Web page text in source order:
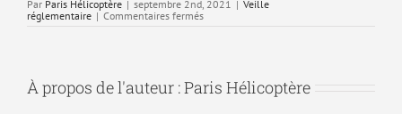
Par Paris Hélicoptère | septembre 2nd, 2021 | Veille
réglementaire | Commentaires ferméssur
Edition)
À propos de l'auteur :Paris Hélicoptère